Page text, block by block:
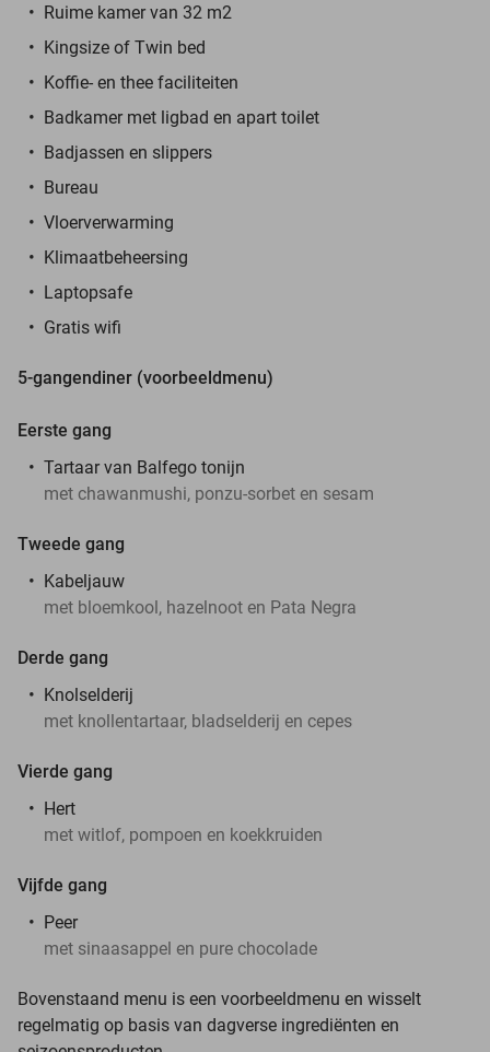
Ruime kamer van 32 m2
Kingsize of Twin bed
Koffie- en thee faciliteiten
Badkamer met ligbad en apart toilet
Badjassen en slippers
Bureau
Vloerverwarming
Klimaatbeheersing
Laptopsafe
Gratis wifi
5-gangendiner (voorbeeldmenu)
Eerste gang
Tartaar van Balfego tonijn
met chawanmushi, ponzu-sorbet en sesam
Tweede gang
Kabeljauw
met bloemkool, hazelnoot en Pata Negra
Derde gang
Knolselderij
met knollentartaar, bladselderij en cepes
Vierde gang
Hert
met witlof, pompoen en koekkruiden
Vijfde gang
Peer
met sinaasappel en pure chocolade
Bovenstaand menu is een voorbeeldmenu en wisselt
regelmatig op basis van dagverse ingrediënten en